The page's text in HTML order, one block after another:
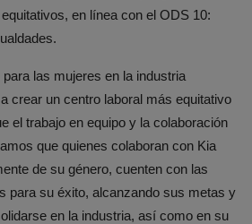
en línea con el ODS 10:
las mujeres en la industria
crear un centro laboral más equitativo
el trabajo en equipo y la colaboración
que quienes colaboran con Kia
de su género, cuenten con las
para su éxito, alcanzando sus metas y
en la industria, así como en su